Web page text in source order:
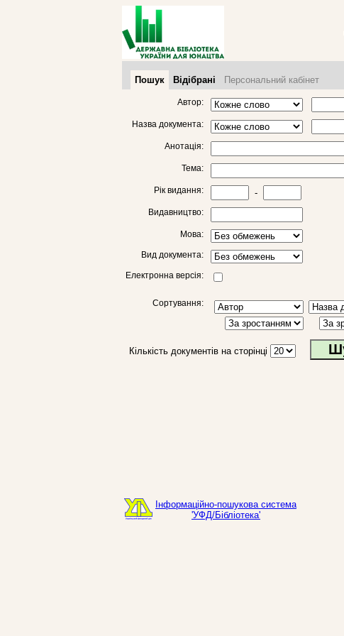
Пошук Відібрані Персональний кабінет
Автор:
Назва документа:
Анотація:
Тема:
Рік видання: -
Видавництво:
Мова:
Вид документа:
Електронна версія:
Сортування:
Кількість документів на сторінці
Інформаційно-пошукова система
'УФД/Бібліотека'